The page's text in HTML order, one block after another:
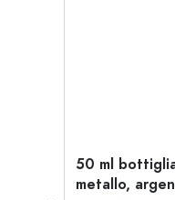
50 ml
metallo,